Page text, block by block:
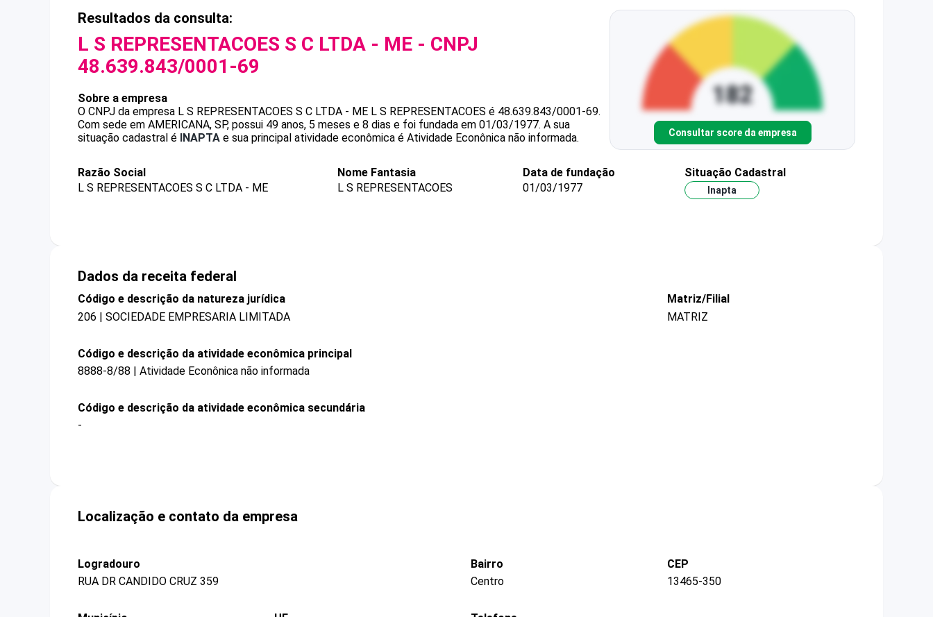
Resultados da consulta:
L S REPRESENTACOES S C LTDA - ME - CNPJ
48.639.843/0001-69
Sobre a empresa
O CNPJ da empresa L S REPRESENTACOES S C LTDA - ME L S REPRESENTACOES é 48.639.843/0001-69.
Com sede em AMERICANA, SP, possui 49 anos, 5 meses e 8 dias e foi fundada em 01/03/1977. A sua
situação cadastral é INAPTA e sua principal atividade econômica é Atividade Econônica não informada. Consultar score da empresa
Razão Social
L S REPRESENTACOES S C LTDA - ME
Nome Fantasia
L S REPRESENTACOES
Data de fundação
01/03/1977
Situação Cadastral
Inapta
Dados da receita federal
Código e descrição da natureza jurídica
206 | SOCIEDADE EMPRESARIA LIMITADA
Matriz/Filial
MATRIZ
Código e descrição da atividade econômica principal
8888-8/88 | Atividade Econônica não informada
Código e descrição da atividade econômica secundária
-
Localização e contato da empresa
Logradouro
RUA DR CANDIDO CRUZ 359
Bairro
Centro
CEP
13465-350